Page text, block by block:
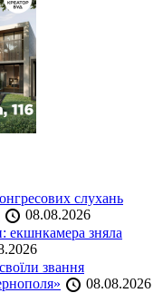
слухань
08.08.2026
екшнкамера зняла
звання
08.08.2026